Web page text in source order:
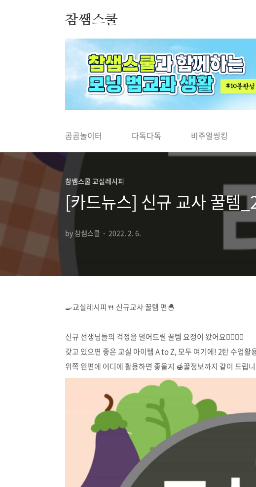
참쌤스쿨
◀
곰곰놀이터 다독다독 비주얼씽킹
참쌤스쿨 교실레시피
[카드뉴스] 신규 교사 꿀템
by 참쌤스쿨 2022. 2. 6.
🍳교실레시피🍴 신규교사 꿀템 편🐣
신규 선생님들의 걱정을 덜어드릴 꿀템 요정이 왔어요🧚‍♀️🧚‍♂️
갖고 있으면 좋은 교실 아이템 A to Z, 모두 여기에! 2탄 수업
위쪽 왼편에 어디에 활용하면 좋을지 🍯꿀정보까지 같이 드립